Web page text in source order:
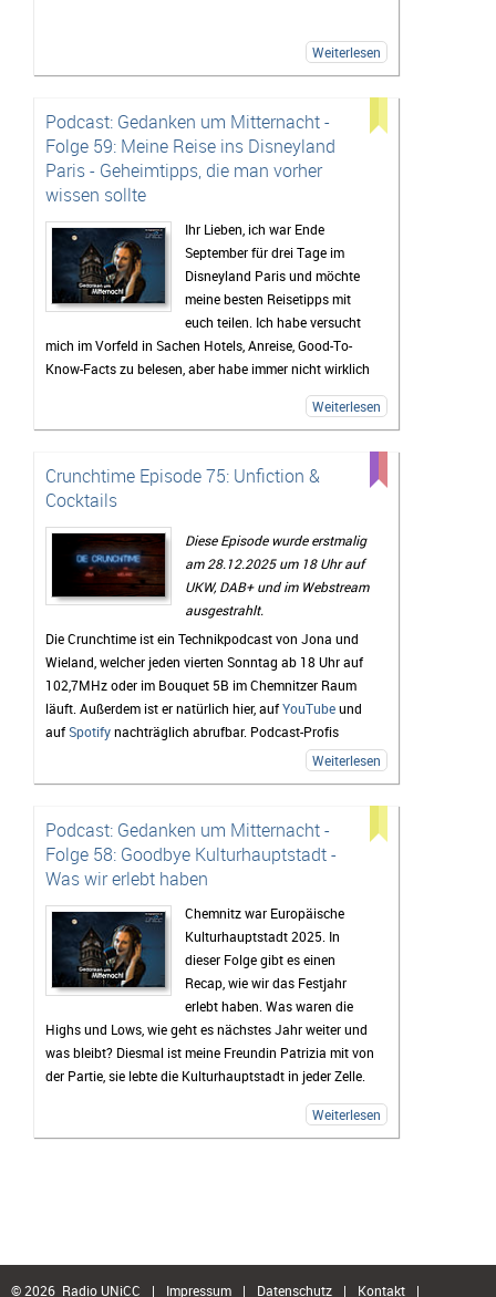
Weiterlesen
Podcast: Gedanken um Mitternacht -
Folge 59: Meine Reise ins Disneyland
Paris - Geheimtipps, die man vorher
wissen sollte
Ihr Lieben, ich war Ende
September für drei Tage im
Disneyland Paris und möchte
meine besten Reisetipps mit
euch teilen. Ich habe versucht
mich im Vorfeld in Sachen Hotels, Anreise, Good-To-
Know-Facts zu belesen, aber habe immer nicht wirklich
viel gefunden und deshalb habe ich euch diese Episode
aufgenommen, damit es euch nicht geht, wie mir. Hier
mehr.
Weiterlesen
Crunchtime Episode 75: Unfiction &
Cocktails
Diese Episode wurde erstmalig
am 28.12.2025 um 18 Uhr auf
UKW, DAB+ und im Webstream
ausgestrahlt.
Die Crunchtime ist ein Technikpodcast von Jona und
Wieland, welcher jeden vierten Sonntag ab 18 Uhr auf
102,7MHz oder im Bouquet 5B im Chemnitzer Raum
läuft. Außerdem ist er natürlich hier, aufYouTubeund
aufSpotifynachträglich abrufbar. Podcast-Profis
verwenden.
Lob, Kritik und Themenvorschläge für zukünftige
sehr willkommen.
zur Episodenübersicht
Weiterlesen
Podcast: Gedanken um Mitternacht -
Folge 58: Goodbye Kulturhauptstadt -
Was wir erlebt haben
Chemnitz war Europäische
Kulturhauptstadt 2025. In
dieser Folge gibt es einen
Recap, wie wir das Festjahr
erlebt haben. Was waren die
Highs und Lows, wie geht es nächstes Jahr weiter und
was bleibt? Diesmal ist meine Freundin Patrizia mit von
der Partie, sie lebte die Kulturhauptstadt in jeder Zelle.
Weiterlesen
© 2026 Radio UNiCC | Impressum | Datenschutz | Kontakt |